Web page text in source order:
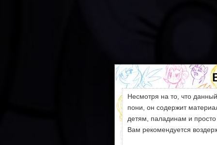
Несмотря на то, что
пони, он содержит
детям, паладинам и
Вам рекомендуется